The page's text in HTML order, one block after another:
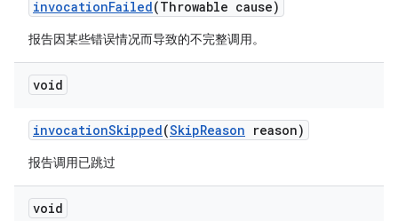
invocationFailed(Throwable cause)
报告因某些错误情况而导致的不完整调用。
void
invocationSkipped(SkipReason reason)
报告调用已跳过
void